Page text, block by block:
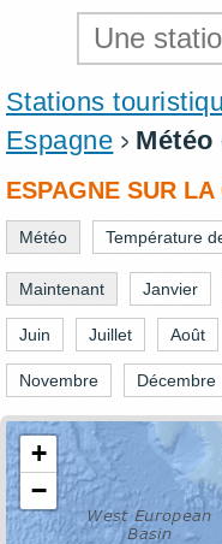
Stations
Espagne
Météo
ESPAGNE SUR
Météo Température
Maintenant Janvier
Juin Juillet Août
Novembre Décembre
+
−